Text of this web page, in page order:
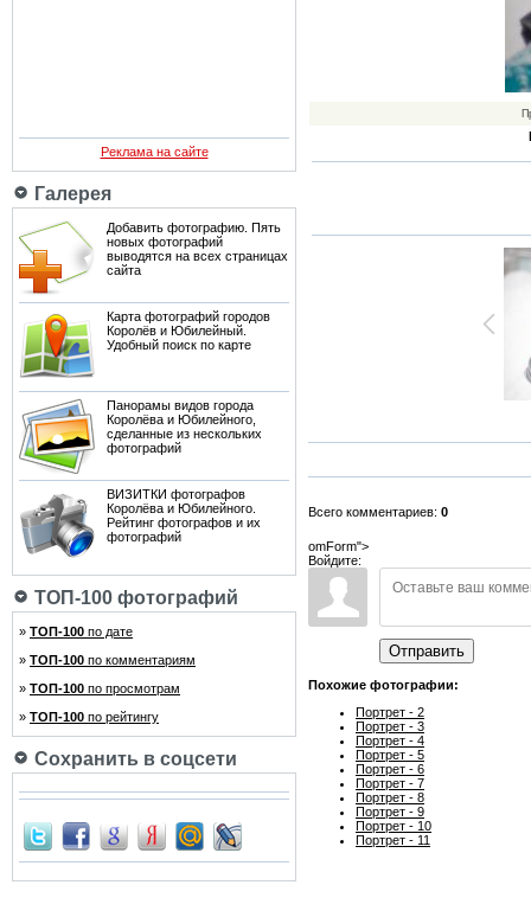
Реклама на сайте
Галерея
Добавить фотографию. Пять
новых фотографий
выводятся на всех страницах
сайта
Карта фотографий городов
Королёв и Юбилейный.
Удобный поиск по карте
Панорамы видов города
Королёва и Юбилейного,
сделанные из нескольких
фотографий
ВИЗИТКИ фотографов
Королёва и Юбилейного.
Рейтинг фотографов и их
фотографий
ТОП-100 фотографий
» ТОП-100 по дате
» ТОП-100 по комментариям
» ТОП-100 по просмотрам
» ТОП-100 по рейтингу
Сохранить в соцсети
Всего комментариев: 0
omForm">
Войдите:
Отправить
Похожие фотографии:
Портрет - 2
Портрет - 3
Портрет - 4
Портрет - 5
Портрет - 6
Портрет - 7
Портрет - 8
Портрет - 9
Портрет - 10
Портрет - 11